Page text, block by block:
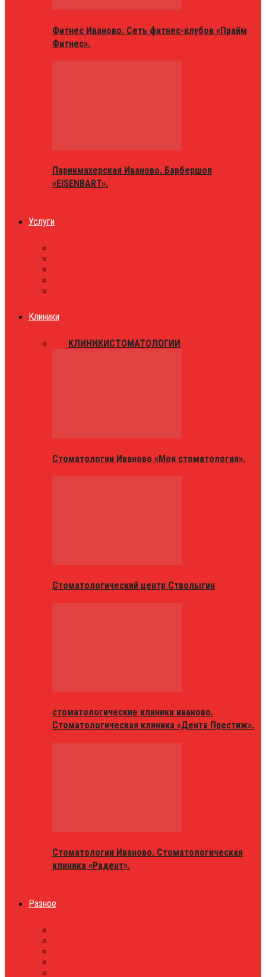
Фитнес Иваново. Сеть фитнес-клубов «Прайм
Фитнес».
Парикмахерская Иваново. Барбершоп
«EISENBART».
Услуги
Клиники
КЛИНИКИСТОМАТОЛОГИИ
Стоматологии Иваново «Моя стоматология».
Стоматологический центр Стволыгин
стоматологические клиники иваново.
Стоматологическая клиника «Дента Престиж».
Стоматологии Иваново. Стоматологическая
клиника «Радент».
Разное